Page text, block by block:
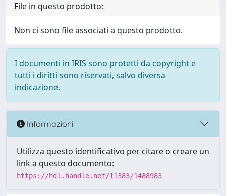
File in questo prodotto:
Non ci sono file associati a questo prodotto.
I documenti in IRIS sono protetti da copyright e
tutti i diritti sono riservati, salvo diversa
indicazione.
Informazioni
Utilizza questo identificativo per citare o creare un
link a questo documento:
https://hdl.handle.net/11383/1488983